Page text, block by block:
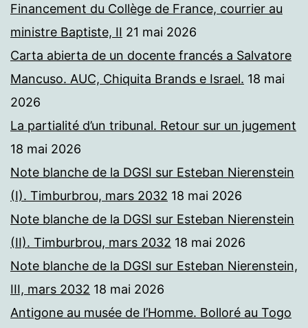
Financement du Collège de France, courrier au
ministre Baptiste, II 21 mai 2026
Carta abierta de un docente francés a Salvatore
Mancuso. AUC, Chiquita Brands e Israel. 18 mai
2026
La partialité d’un tribunal. Retour sur un jugement
18 mai 2026
Note blanche de la DGSI sur Esteban Nierenstein
(I). Timburbrou, mars 2032 18 mai 2026
Note blanche de la DGSI sur Esteban Nierenstein
(II). Timburbrou, mars 2032 18 mai 2026
Note blanche de la DGSI sur Esteban Nierenstein,
III, mars 2032 18 mai 2026
Antigone au musée de l’Homme. Bolloré au Togo